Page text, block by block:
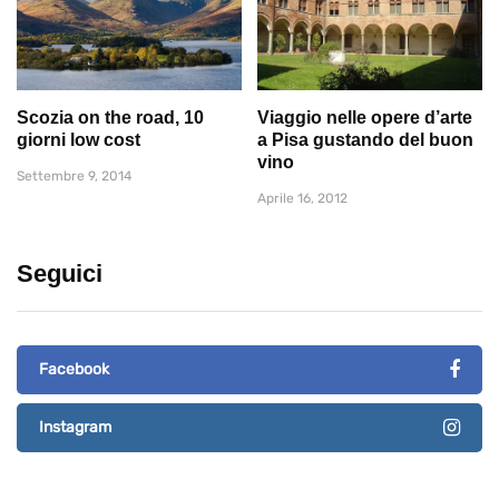
Scozia on the road, 10
giorni low cost
Settembre 9, 2014
Viaggio nelle opere d’arte
a Pisa gustando del buon
vino
Aprile 16, 2012
Seguici
Facebook
Instagram